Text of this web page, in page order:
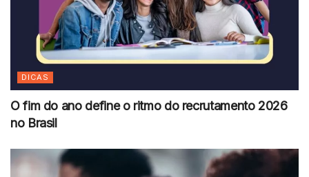
DICAS
O fim do ano define o ritmo do recrutamento 2026
no Brasil